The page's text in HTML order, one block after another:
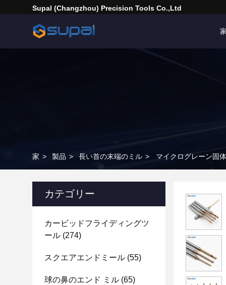
Supal (Changzhou) Precision Tools Co.,Ltd
家 > 製品 > 長い首の末端のミル > マイクログレーン固
カテゴリー
カービッドフライディングツ
ール (274)
スクエアエンドミール (55)
球の鼻のエンド ミル (65)